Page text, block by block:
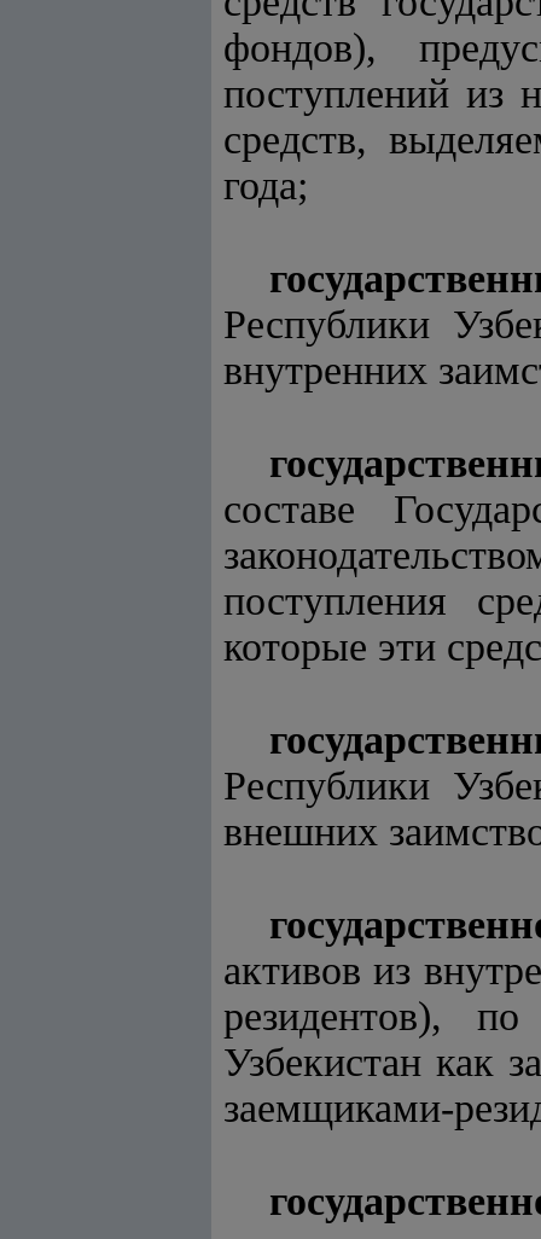
фондов),
поступлений из
средств,
года;
Республики
внутренних
составе
поступления
которые эти
Республики
внешних
активов из
резидентов),
Узбекистан как
заемщиками-